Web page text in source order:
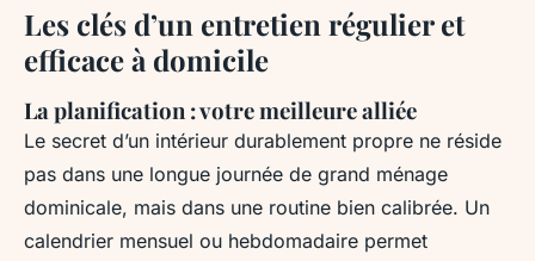
Les clés d’un entretien régulier et
efficace à domicile
La planification : votre meilleure alliée
Le secret d’un intérieur durablement propre ne réside
pas dans une longue journée de grand ménage
dominicale, mais dans une routine bien calibrée. Un
calendrier mensuel ou hebdomadaire permet